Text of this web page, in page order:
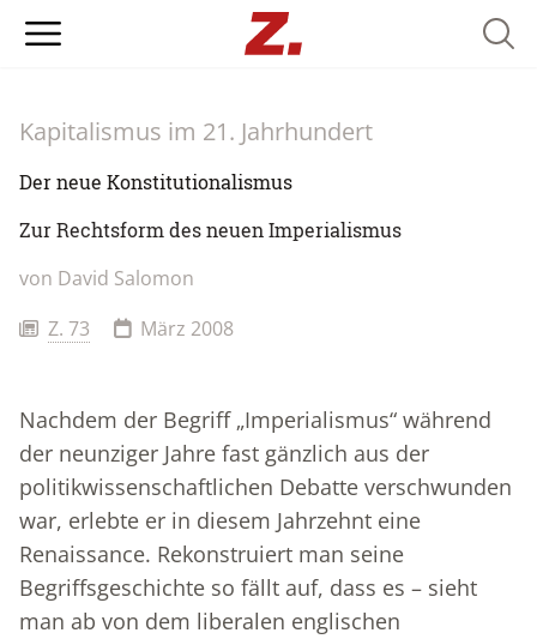
Kapitalismus im 21. Jahrhundert
Der neue Konstitutionalismus
Zur Rechtsform des neuen Imperialismus
von David Salomon
Z. 73
März 2008
Nachdem der Begriff „Imperialismus“ während
der neunziger Jahre fast gänzlich aus der
politikwissenschaftlichen Debatte verschwunden
war, erlebte er in diesem Jahrzehnt eine
Renaissance. Rekonstruiert man seine
Begriffsgeschichte so fällt auf, dass es – sieht
man ab von dem liberalen englischen